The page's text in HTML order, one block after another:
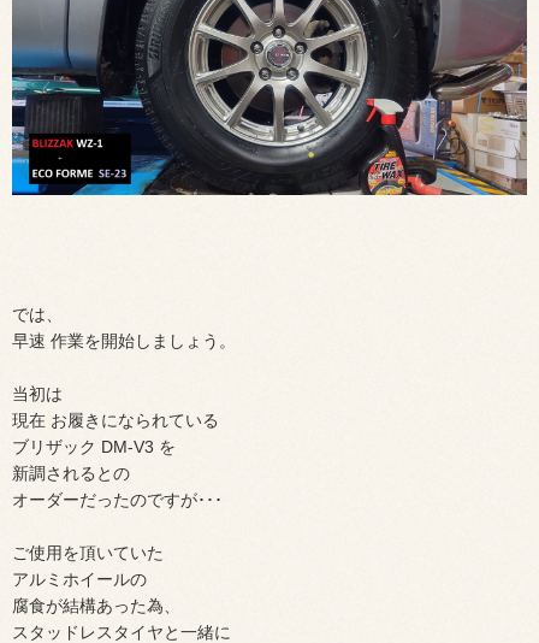
では、
早速 作業を開始しましょう。
当初は
現在 お履きになられている
ブリザック DM-V3 を
新調されるとの
オーダーだったのですが･･･
ご使用を頂いていた
アルミホイールの
腐食が結構あった為、
スタッドレスタイヤと一緒に